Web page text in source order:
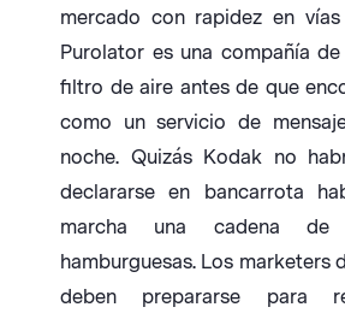
mercado con rapidez en
Purolator es una compañía
filtro de aire antes de que
como un servicio de
noche. Quizás Kodak no
declararse en bancarrota
marcha una cadena
hamburguesas. Los marketers
deben prepararse para